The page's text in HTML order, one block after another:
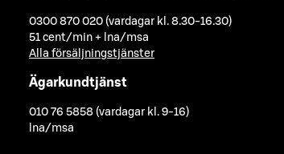
0300 870 020 (vardagar kl. 8.30-16.30)
51 cent/min + lna/msa
Alla försäljningstjänster
Ägarkundtjänst
010 76 5858 (vardagar kl. 9-16)
lna/msa